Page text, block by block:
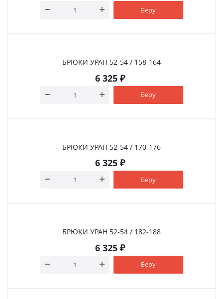
Беру
БРЮКИ УРАН 52-54 / 158-164
6 325₽
Беру
БРЮКИ УРАН 52-54 / 170-176
6 325₽
Беру
БРЮКИ УРАН 52-54 / 182-188
6 325₽
Беру